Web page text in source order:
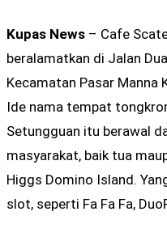
Kupas News – Cafe
beralamatkan di Jalan
Kecamatan Pasar Manna
Ide nama tempat
Setungguan itu berawal
masyarakat, baik tua
Higgs Domino Island.
slot, seperti Fa Fa Fa,